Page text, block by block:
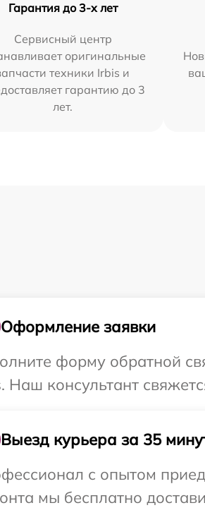
Гарантия до 3-х лет
Сервисный центр
оригинальные
техники Irbis и
гарантию до 3
лет.
Оформление заявки
форму обратной
Наш консультант
Выезд курьера за 35
с опытом
мы бесплатно